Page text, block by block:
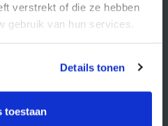
verstrekt of die ze hebben
gebruik van hun services.
Details tonen
toestaan